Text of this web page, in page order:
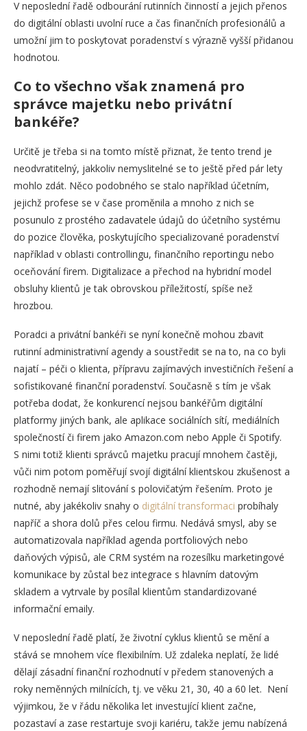
V neposlední řadě odbourání rutinních činností a jejich přenos
do digitální oblasti uvolní ruce a čas finančních profesionálů a
umožní jim to poskytovat poradenství s výrazně vyšší přidanou
hodnotou.
Co to všechno však znamená pro
správce majetku nebo privátní
bankéře?
Určitě je třeba si na tomto místě přiznat, že tento trend je
neodvratitelný, jakkoliv nemyslitelné se to ještě před pár lety
mohlo zdát. Něco podobného se stalo například účetním,
jejichž profese se v čase proměnila a mnoho z nich se
posunulo z prostého zadavatele údajů do účetního systému
do pozice člověka, poskytujícího specializované poradenství
například v oblasti controllingu, finančního reportingu nebo
oceňování firem. Digitalizace a přechod na hybridní model
obsluhy klientů je tak obrovskou příležitostí, spíše než
hrozbou.
Poradci a privátní bankéři se nyní konečně mohou zbavit
rutinní administrativní agendy a soustředit se na to, na co byli
najatí – péči o klienta, přípravu zajímavých investičních řešení a
sofistikované finanční poradenství. Současně s tím je však
potřeba dodat, že konkurencí nejsou bankéřům digitální
platformy jiných bank, ale aplikace sociálních sítí, mediálních
společností či firem jako Amazon.com nebo Apple či Spotify.
S nimi totiž klienti správců majetku pracují mnohem častěji,
vůči nim potom poměřují svojí digitální klientskou zkušenost a
rozhodně nemají slitování s polovičatým řešením. Proto je
nutné, aby jakékoliv snahy o digitální transformaci probíhaly
napříč a shora dolů přes celou firmu. Nedává smysl, aby se
automatizovala například agenda portfoliových nebo
daňových výpisů, ale CRM systém na rozesílku marketingové
komunikace by zůstal bez integrace s hlavním datovým
skladem a vytrvale by posílal klientům standardizované
informační emaily.
V neposlední řadě platí, že životní cyklus klientů se mění a
stává se mnohem více flexibilním. Už zdaleka neplatí, že lidé
dělají zásadní finanční rozhodnutí v předem stanovených a
roky neměnných milnících, tj. ve věku 21, 30, 40 a 60 let. Není
výjimkou, že v řádu několika let investující klient začne,
pozastaví a zase restartuje svoji kariéru, takže jemu nabízená